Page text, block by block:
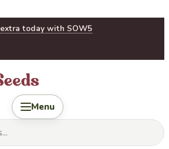
extra today with SOW5
Menu